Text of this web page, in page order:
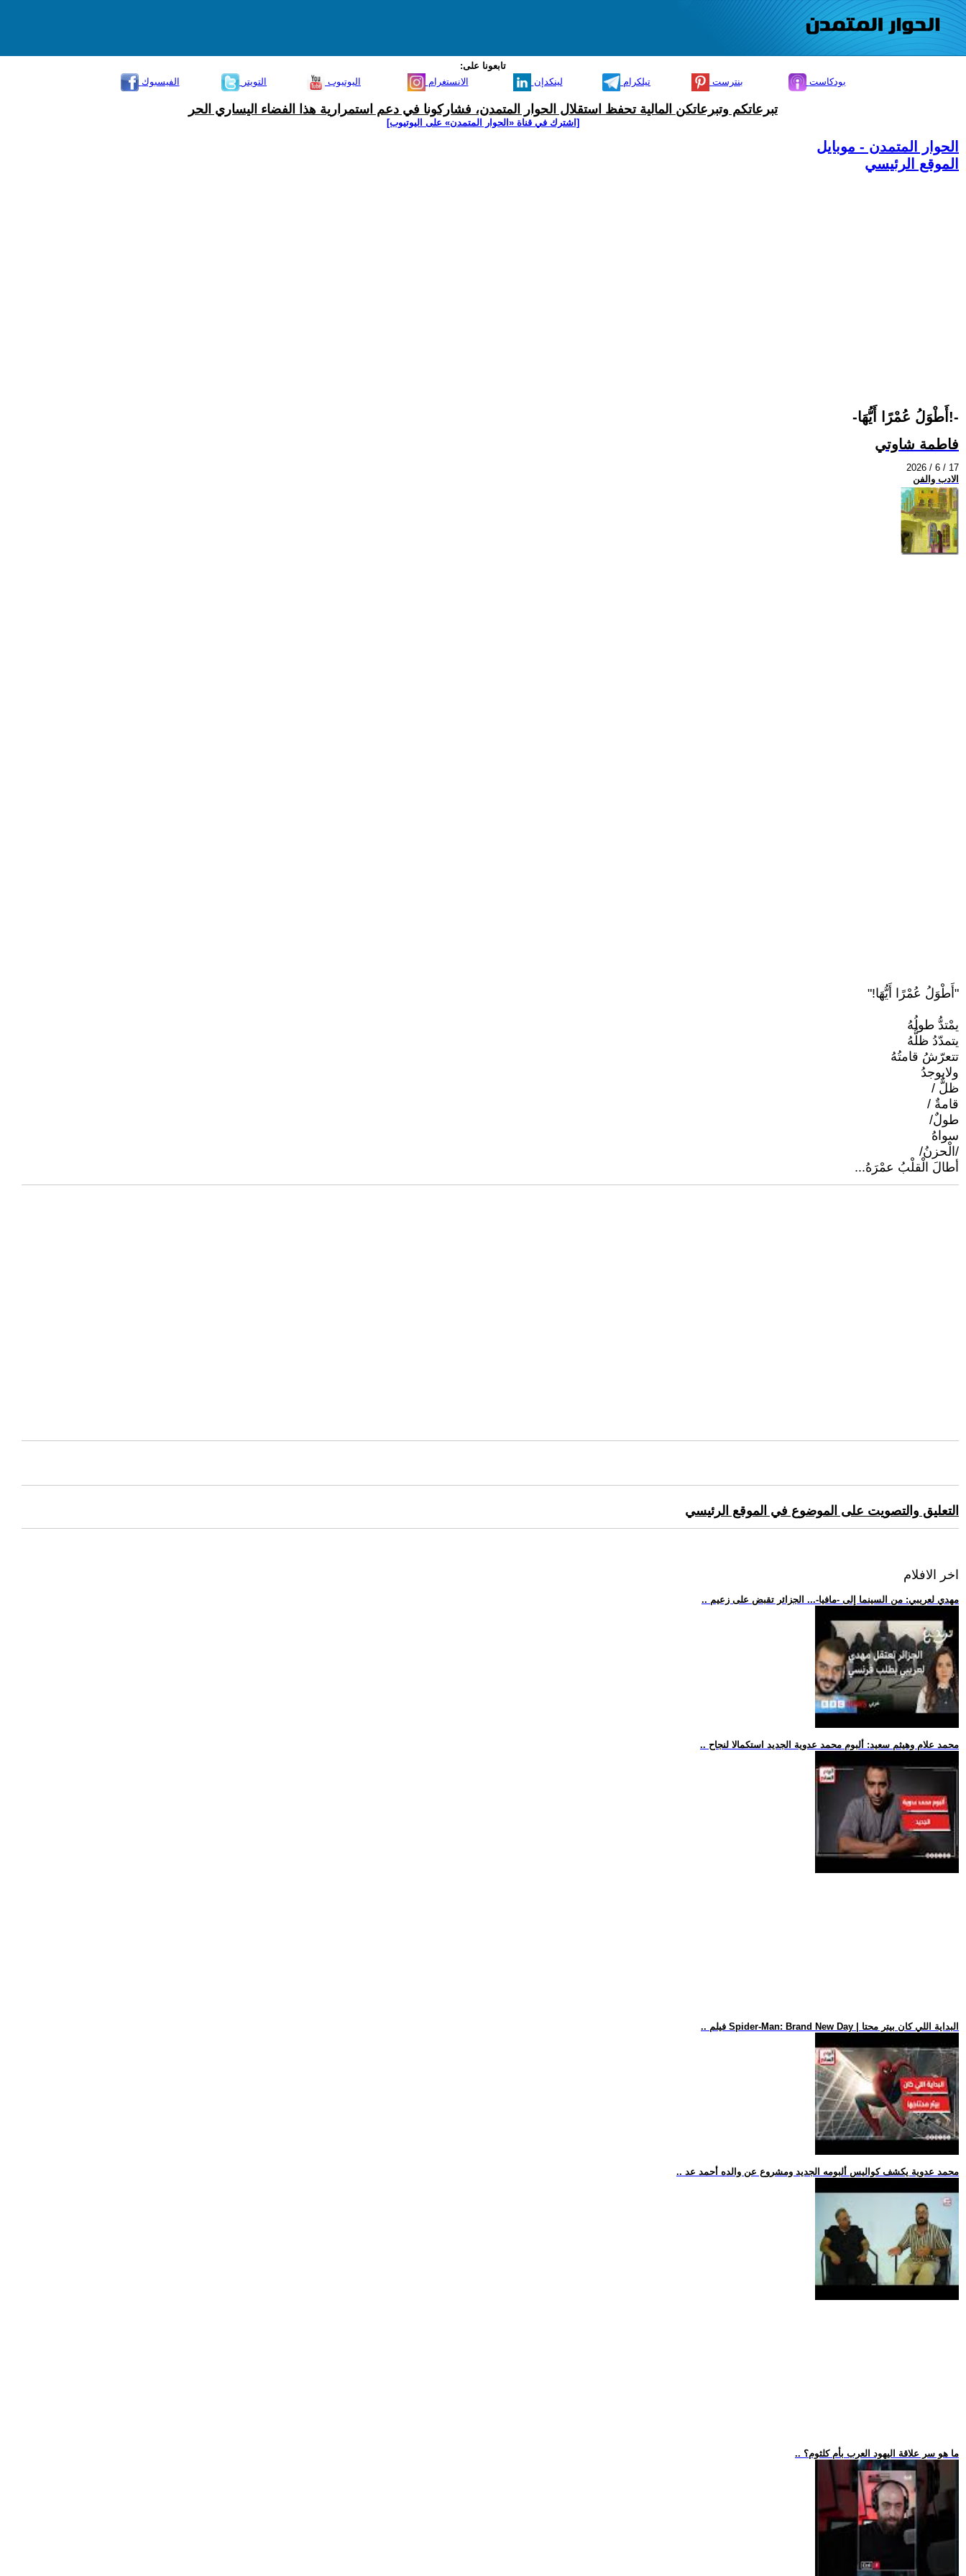
تابعونا على:
الفيسبوك
التويتر اليوتيوب الانستغرام لينكدإن تيلكرام بنترست بودكاست
تبرعاتكم وتبرعاتكن المالية تحفظ استقلال الحوار المتمدن، فشاركونا في دعم استمرارية هذا الفضاء اليساري الحر
[اشترك في قناة ‫«الحوار المتمدن» على اليوتيوب]
الحوار المتمدن - موبايل
الموقع الرئيسي
-أَطْوَلُ عُمْرًا أَيُّهَا!-
فاطمة شاوتي
2026 / 6 / 17
الادب والفن
"أَطْوَلُ عُمْرًا أَيُّهَا!"
يمْتدُّ طولُهُ
يتمدّدُ ظلُّهُ
تتعرّشُ قامتُهُ
ولايوجدُ
ظلٌّ /
قامةٌ /
طولٌ/
سواهُ
/الْحزنُ/
أطالَ الْقلْبُ عمْرَهُ...
التعليق والتصويت على الموضوع في الموقع الرئيسي
اخر الافلام
.. مهدي لعريبي: من السينما إلى -مافيا-... الجزائر تقبض على زعيم
.. محمد علام وهيثم سعيد: ألبوم محمد عدوية الجديد استكمالا لنجاح
.. فيلم Spider-Man: Brand New Day | البداية اللي كان بيتر محتا
.. محمد عدوية يكشف كواليس ألبومه الجديد ومشروع عن والده أحمد عد
.. ما هو سر علاقة اليهود العرب بأم كلثوم؟